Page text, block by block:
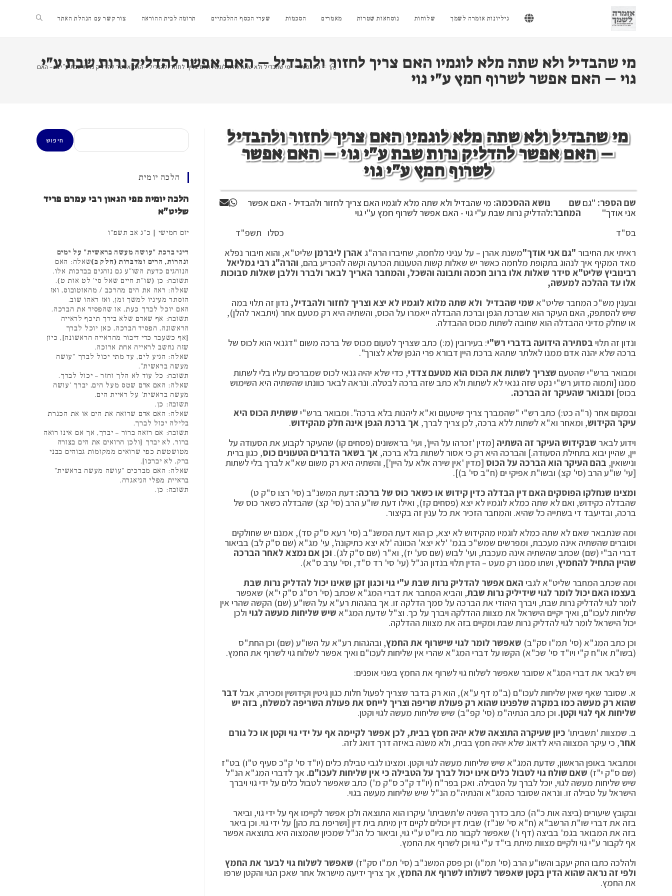
גיליונות אזמרה לשמך שלוחות נוסחאות שטרות מאמרים הסכמות שערי הכסף ההלכתיים תרומה לבית ההוראה צור קשר עם הנהלת האתר Toggle
מי שהבדיל ולא שתה מלא לוגמיו האם צריך לחזור ולהבדיל – האם אפשר להדליק נרות שבת ע"י
גוי – האם אפשר לשרוף חמץ ע"י גוי
> הסכמות > מי שהבדיל ולא שתה מלא לוגמיו האם צריך לחזור ולהבדיל – האם אפשר להדליק נרות שבת ע"י גוי – האם אפשר לשרוף
מי שהבדיל ולא שתה מלא לוגמיו האם צריך לחזור ולהבדיל
– האם אפשר להדליק נרות שבת ע"י גוי – האם אפשר
לשרוף חמץ ע"י גוי
שם הספר: ''גם
אני אודך''
שם
המחבר:
נושא ההסכמה: מי שהבדיל ולא שתה מלא לוגמיו האם צריך לחזור ולהבדיל - האם אפשר
להדליק נרות שבת ע''י גוי - האם אפשר לשרוף חמץ ע"י גוי
בס"ד כסלו תשפ"ד
ראיתי את החיבור "גם אני אודך"משנת אהרן – על עניני מלחמה, שחיברו הרה"ג אהרן ליברמן שליט"א, והוא חיבור נפלא
מאד המקיף איך לנהוג בתקופת מלחמה כאשר יש שאלות קשות הטעונות הכרעה וקשה להכריע בהם, והרה"ג רבי גמליאל
רבינוביץ שליט"א סידר שאלות אלו ברוב חכמה ותבונה והשכל, והמחבר האריך לבאר ולברר וללבן שאלות סבוכות
אלו עד ההלכה למעשה,
ובענין מש"כ המחבר שליט"א שמי שהבדיל ולא שתה מלוא לוגמיו לא יצא וצריך לחזור ולהבדיל, נדון זה תלוי במה
שיש להסתפק, האם העיקר הוא שברכת הגפן וברכת ההבדלה ייאמרו על הכוס, והשתיה היא רק מטעם אחר (ויתבאר להלן),
או שחלק מדיני ההבדלה הוא שחובה לשתות מכוס ההבדלה.
ונדון זה תלוי בסתירה הידועה בדברי רש"י: בעירובין (מ:) כתב שצריך לטעום מכוס של ברכה משום "דגנאי הוא לכוס של
ברכה שלא יהנה אדם ממנו לאלתר שתהא ברכת היין דבורא פרי הגפן שלא לצורך".
ומבואר ברש"י שהטעם שצריך לשתות את הכוס הוא מטעם צדדי, כדי שלא יהיה גנאי לכוס שמברכים עליו בלי לשתות
ממנו [ותמוה מדוע רש"י נקט שזה גנאי לא לשתות ולא כתב שזה ברכה לבטלה. ונראה לבאר כוונתו שהשתיה היא השימוש
בכוס] ומבואר שהעיקר זה הברכה.
ובמקום אחר (ר"ה כט:) כתב רש"י "שהמברך צריך שיטעום וא"א ליהנות בלא ברכה". ומבואר ברש"י ששתית הכוס היא
עיקר הקידוש, ומאחר וא"א לשתות ללא ברכה, לכן צריך לברך, אך ברכת הגפן אינה חלק מהקידוש.
וידוע לבאר שבקידוש העיקר זה השתיה [מדין 'זכרהו על היין', ועי' בראשונים (פסחים קו) שהעיקר לקבוע את הסעודה על
יין, שהיין יבוא בתחילת הסעודה.] והברכה היא רק כי אסור לשתות בלא ברכה, אך בשאר הדברים הטעונים כוס, כגון ברית
ונישואין, בהם העיקר הוא הברכה על הכוס [מדין 'אין שירה אלא על היין'], והשתיה היא רק משום שא"א לברך בלי לשתות
[עי' שו"ע הרב (סי' קצ) ובשו"ת אפיקי ים (ח"ב סי' ב)].
ומצינו שנחלקו הפוסקים האם דין הבדלה כדין קידוש או כשאר כוס של ברכה: דעת המשנ"ב (סי' רצו ס"ק ט)
שהבדלה כקידוש, ואם לא שתה כמלא לוגמיו לא יצא (פסחים קז), ואילו דעת שו"ע הרב (סי' קצ) שהבדלה כשאר כוס של
ברכה, ובדיעבד די בשתייה כל שהיא. והמחבר הזכיר את כל ענין זה בקיצור.
ומה שנתבאר שאם לא שתה כמלא לוגמיו מהקידוש לא יצא, כן הוא דעת המשנ"ב (סי' רעא ס"ק סד), אמנם יש שחולקים
וסוברים שהשתיה אינה מעכבת, ומפרשים שמש"כ בגמ' 'לא יצא' הכוונה 'לא יצא כתיקונה', עי' מג"א (שם ס"ק לב) בביאור
דברי הב"י (שם) שכתב שהשתיה אינה מעכבת, ועי' לבוש (שם סע' יז), וא"ר (שם ס"ק לג). וכן אם נמצא לאחר הברכה
שהיין התחיל להחמיץ, ושתו ממנו רק מעט – הדין תלוי בנדון הנ"ל (עי' סי' רד ס"ד, וסי' ערב ס"א).
ומה שכתב המחבר שליט"א לגבי האם אפשר להדליק נרות שבת ע"י גוי וכגון זקן שאינו יכול להדליק נרות שבת
בעצמו האם יכול לומר לגוי שידיליק נרות שבת, והביא המחבר את דברי המג"א שכתב (סי' רס"ג ס"ק י"א) שאפשר
לומר לגוי להדליק נרות שבת, ויברך היהודי את הברכה על סמך הדלקה זו. אך בהגהות רע"א על השו"ע (שם) הקשה שהרי אין
שליחות לעכו"ם, ואיך יקיים הישראל את מצוות ההדלקה ויברך על כך. וצ"ל שדעת המג"א שיש שליחות מעשה לגוי ולכן
יכול הישראל לומר לגוי להדליק נרות שבת ומקיים בזה את מצוות ההדלקה.
וכן כתב המג"א (סי' תמ"ו סק"ב) שאפשר לומר לגוי שישרוף את החמץ, ובהגהות רע"א על השו"ע (שם) וכן החת"ס
(בשו"ת או"ח ק"י ויו"ד סי' שכ"א) הקשו על דברי המג"א שהרי אין שליחות לעכו"ם ואיך אפשר לשלוח גוי לשרוף את החמץ.
ויש לבאר את דברי המג"א שסובר שאפשר לשלוח גוי לשרוף את החמץ בשני אופנים:
א. שסובר שאף שאין שליחות לעכו"ם (ב"מ דף ע"א), הוא רק בדבר שצריך לפעול חלות כגון גיטין וקידושין ומכירה, אבל דבר
שהוא רק מעשה כמו במקרה שלפנינו שהוא רק פעולת שריפה וצריך לייחס את פעולת השריפה למשלח, בזה יש
שליחות אף לגוי וקטן. וכן כתב הנתיה"מ (סי' קפ"ב) שיש שליחות מעשה לגוי וקטן.
ב. שמצוות 'תשביתו' כיון שעיקרה התוצאה שלא יהיה חמץ בבית, לכן אפשר לקיימה אף על ידי גוי וקטן או כל גורם
אחר, כי עיקר המצווה היא לדאוג שלא יהיה חמץ בבית, ולא משנה באיזה דרך דואג לזה.
ומתבאר באופן הראשון, שדעת המג"א שיש שליחות מעשה לגוי וקטן. ומצינו לגבי טבילת כלים (יו"ד סי' ק"כ סעיף ט"ו) בט"ז
(שם ס"ק י"ז) שאם שולח גוי לטבול כלים אינו יכול לברך על הטבילה כי אין שליחות לעכו"ם. אך לדברי המג"א הנ"ל
שיש שליחות מעשה לגוי, יוכל לברך על הטבילה. ואכן בפר"ח (יו"ד ק"כ ס"ק מ') כתב שאפשר לטבול כלים על ידי גוי ויברך
הישראל על טבילה זו. ונראה שסובר כהמג"א והנתיה"מ הנ"ל שיש שליחות מעשה בגוי.
ובקובץ שיעורים (ביצה אות כ"ה) כתב כדרך השניה ש'תשביתו' עיקרו הוא התוצאה ולכן אפשר לקיימו אף על ידי גוי, וביאר
בזה את דברי שו"ת הרשב"א (ח"א סי' שנ"ז) שבית דין יכולים לקיים דין מיתת בית דין [ושריפת בת כהן] על ידי גוי. וכן ביאר
בזה את המבואר בגמ' בביצה (דף ו') שאפשר לקבור מת ביו"ט ע"י גוי, וביאור כל הנ"ל שמכיון שהמצוה היא בתוצאה אפשר
אף לקבור ע"י גוי ולקיים מצוות מיתת בי"ד ע"י גוי וכן לשרוף את החמץ.
ולהלכה כתבו החק יעקב והשו"ע הרב (סי' תמ"ו) וכן פסק המשנ"ב (סי' תמ"ו סק"ז) שאפשר לשלוח גוי לבער את החמץ
ולפי זה נראה שהוא הדין בקטן שאפשר לשולחו לשרוף את החמץ, אך צריך ידיעה מישראל אחר שאכן הגוי והקטן שרפו
את החמץ.
חיפוש
חיפוש
הלכה יומית
הלכה יומית מפי הגאון רבי עמרם פריד
שליט"א
יום חמישי | כ"ג אב תשפ"ו
דיני ברכת "עושה מעשה בראשית" על ימים
ונהרות, הרים ומדברות (חלק ב)שאלה: האם
הנוהגים כדעת השו"ע גם נוהגים בברכות אלו.
תשובה: כן (שו"ת חיים שאל סי' לט אות ט).
שאלה: ראה את הים מהרכב / מהאוטובוס, ואז
הוסתר מעיניו למשך זמן, ואז ראהו שוב.
האם יוכל לברך כעת, או שהפסיד את הברכה.
תשובה: אף שאדם שלא בירך תיכף לראייה
הראשונה, הפסיד הברכה, כאן יוכל לברך
[אף כשעבר כדי דיבור מהראייה הראשונה], כיון
שזה נחשב לראייה אחת ארוכה.
שאלה: הגיע לים, עד מתי יכול לברך "עושה
מעשה בראשית".
תשובה: כל עוד לא הלך וחזר – יכול לברך.
שאלה: האם אדם שטס מעל הים, יברך 'עושה
מעשה בראשית' על ראיית הים.
תשובה: כן.
שאלה: האם אדם שרואה את הים או את הכנרת
בלילה יכול לברך.
תשובה: אם רואה ברור – יברך, אך אם אינו רואה
ברור, לא יברך [ולכן הרואים את הים בצורה
מטושטשת כפי שרואים ממקומות גבוהים בבני
ברק, לא יברכו].
שאלה: האם מברכים "עושה מעשה בראשית"
בראיית מפלי הניאגרה.
תשובה: כן.